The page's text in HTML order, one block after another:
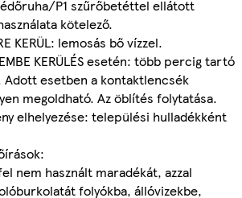
P1 szűrőbetéttel ellátott
kötelező.
KERÜL: lemosás bő vízzel.
KERÜLÉS esetén: több percig tartó
Adott esetben a kontaktlencsék
megoldható. Az öblítés folytatása.
elhelyezése: települési hulladékként
nem használt maradékát, azzal
folyókba, állóvizekbe,